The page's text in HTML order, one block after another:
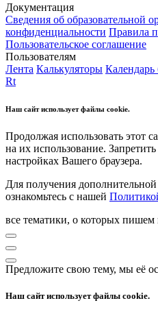
Документация
Сведения об образовательной
конфиденциальности Правила
Пользовательское соглашение
Пользователям
Лента Калькуляторы Календарь
Rt
Наш сайт использует файлы cookie.
Продолжая использовать этот
на их использование.
настройках Вашего браузера.
Для получения
ознакомьтесь с нашей
все тематики, о которых пишем
Предложите свою тему, мы её
Наш сайт использует файлы cookie.